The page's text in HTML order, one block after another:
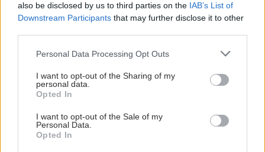
also be disclosed by us to third parties on the IAB’s List of
Downstream Participants that may further disclose it to other
Please note that this website/app uses one or more Google
not limited to your visit or usage behaviour. You may click to
grant or deny consent to Google and its third-party tags to
use your data for below specified purposes in below Google
consent section.
Personal Data Processing Opt Outs
I want to opt-out of the Sharing of my
personal data.
Opted In
I want to opt-out of the Sale of my
Personal Data.
Opted In